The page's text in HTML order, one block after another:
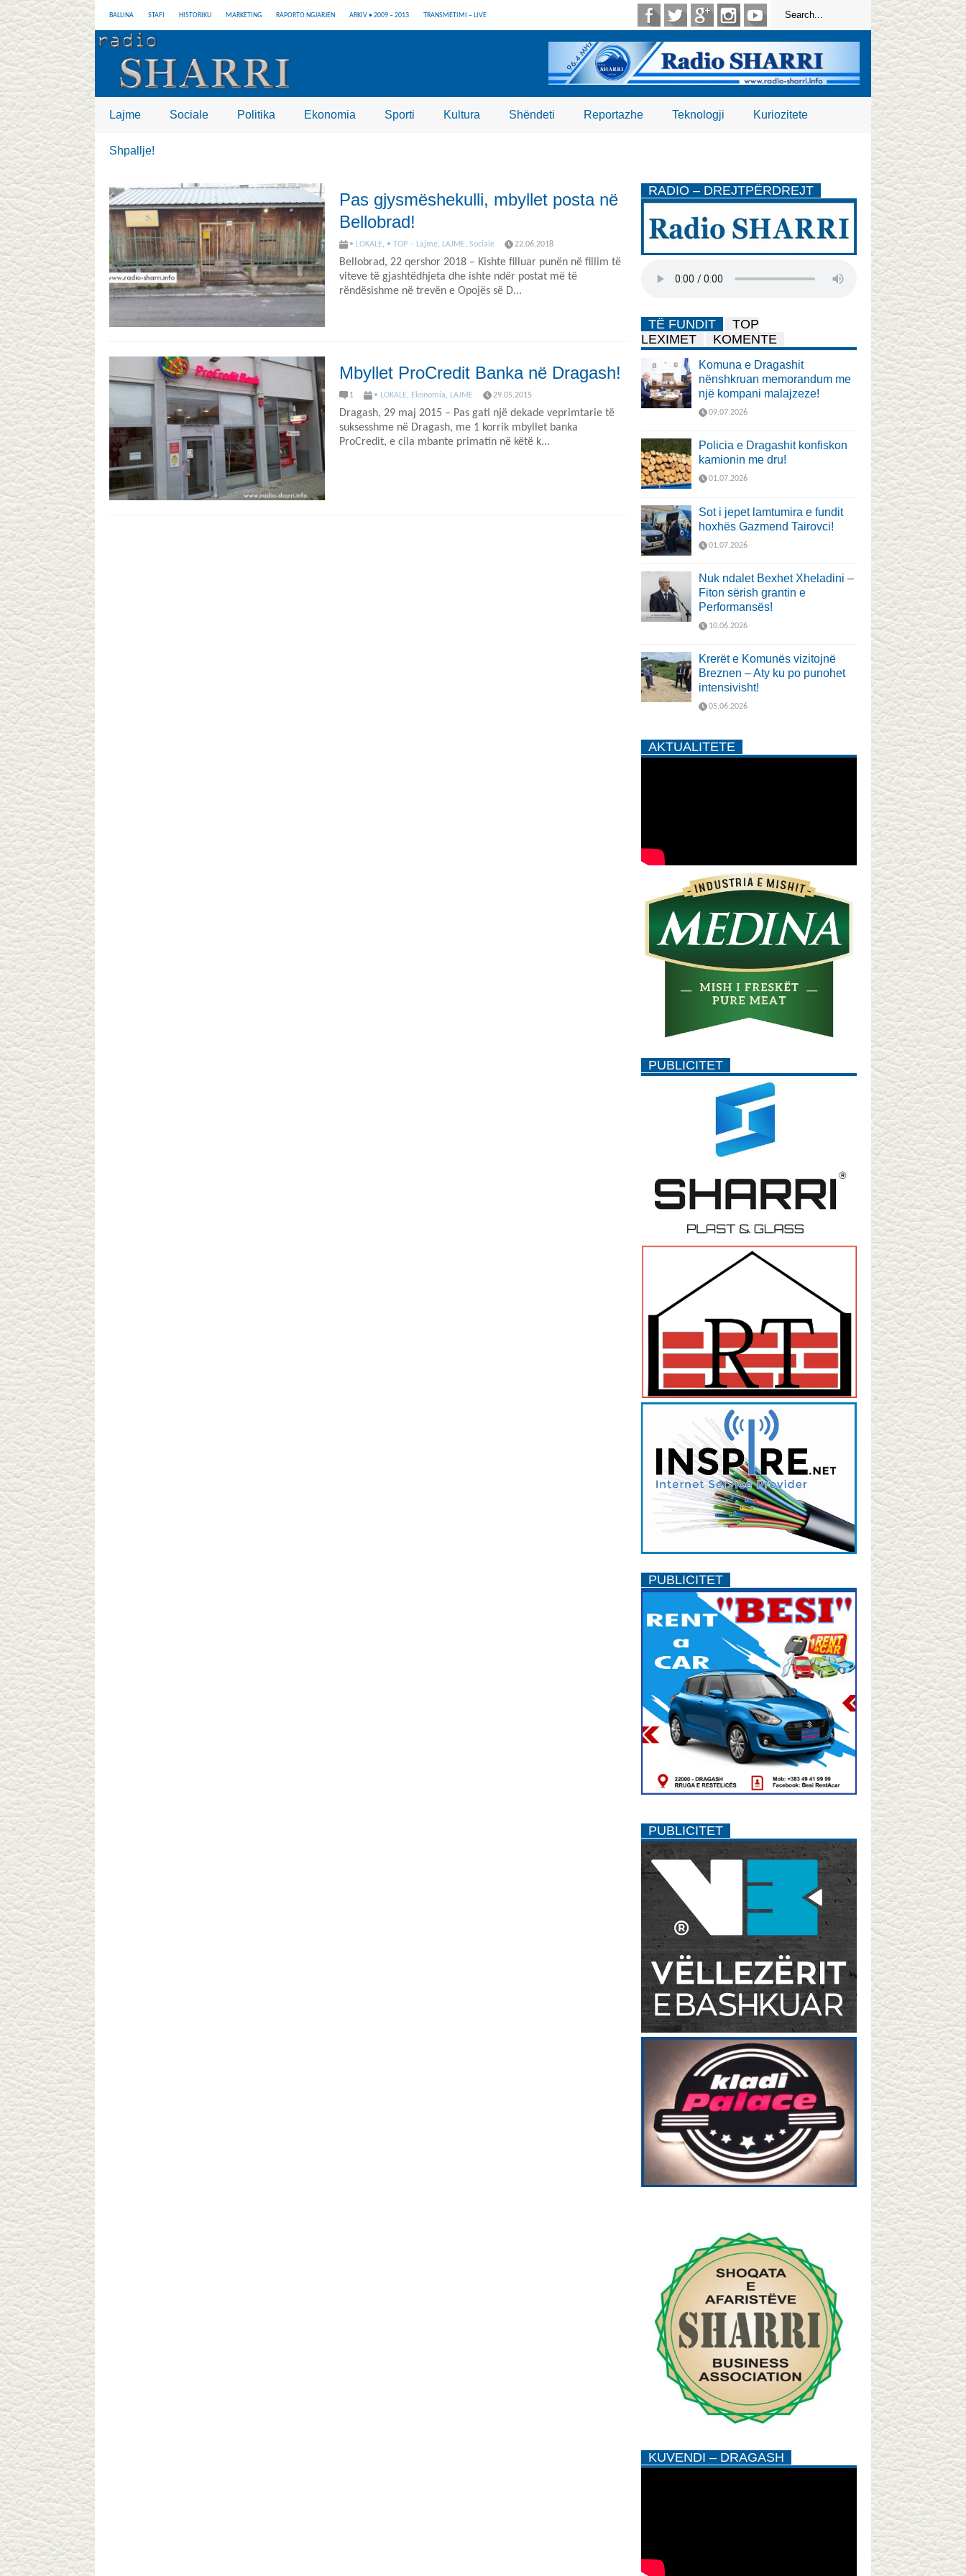
BALLINA STAFI HISTORIKU MARKETING RAPORTO NGJARJEN ARKIV • 2009 – 2013 TRANSMETIMI – LIVE
Lajme Sociale Politika Ekonomia Sporti Kultura Shëndeti Reportazhe Teknologji Kuriozitete
Shpallje!
Pas gjysmëshekulli, mbyllet posta në
Bellobrad!
• LOKALE, • TOP – Lajme, LAJME, Sociale 22.06.2018
Bellobrad, 22 qershor 2018 – Kishte filluar punën në fillim të
viteve të gjashtëdhjeta dhe ishte ndër postat më të
rëndësishme në trevën e Opojës së D...
Mbyllet ProCredit Banka në Dragash!
1 • LOKALE, Ekonomia, LAJME 29.05.2015
Dragash, 29 maj 2015 – Pas gati një dekade veprimtarie të
suksesshme në Dragash, me 1 korrik mbyllet banka
ProCredit, e cila mbante primatin në këtë k...
RADIO – DREJTPËRDREJT
TË FUNDIT
TOP
LEXIMET
KOMENTE
Komuna e Dragashit
nënshkruan memorandum me
një kompani malajzeze!
09.07.2026
Policia e Dragashit konfiskon
kamionin me dru!
01.07.2026
Sot i jepet lamtumira e fundit
hoxhës Gazmend Tairovci!
01.07.2026
Nuk ndalet Bexhet Xheladini –
Fiton sërish grantin e
Performansës!
10.06.2026
Krerët e Komunës vizitojnë
Breznen – Aty ku po punohet
intensivisht!
05.06.2026
AKTUALITETE
PUBLICITET
PUBLICITET
PUBLICITET
KUVENDI – DRAGASH